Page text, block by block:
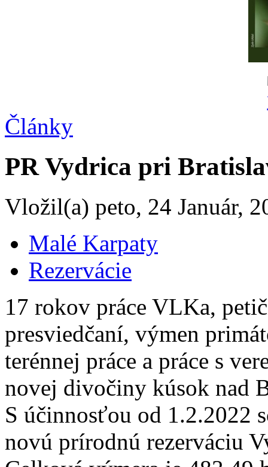
Články
PR Vydrica pri
Vložil(a) peto, 24 Január,
Malé Karpaty
Rezervácie
17 rokov práce VLKa,
presviedčaní, výmen
terénnej práce a práce s
novej divočiny kúsok nad
S účinnosťou od 1.2.2022
novú prírodnú rezerváciu